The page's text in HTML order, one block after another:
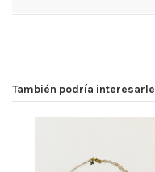
También podría interesarle